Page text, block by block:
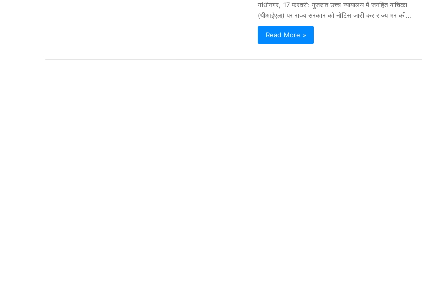
गांधीनगर, 17 फरवरी: गुजरात उच्च न्यायालय में जनहित याचिका
(पीआईएल) पर राज्य सरकार को नोटिस जारी कर राज्य भर की…
Read More »